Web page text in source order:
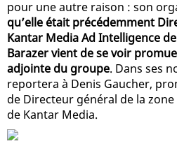
pour une autre raison : son
qu’elle était précédemment
Kantar Media Ad Intelligence
Barazer vient de se voir
adjointe du groupe. Dans ses
reportera à Denis Gaucher,
de Directeur général de la
de Kantar Media.